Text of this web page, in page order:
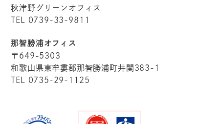
秋津野グリーンオフィス
TEL 0739-33-9811
那智勝浦オフィス
〒649-5303
和歌山県東牟婁郡那智勝浦町井関383-1
TEL 0735-29-1125